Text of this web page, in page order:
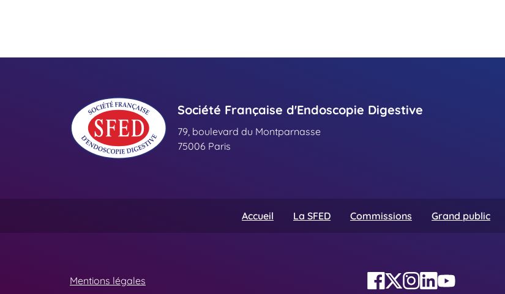
Société Française d'Endoscopie Digestive
79, boulevard du Montparnasse
75006 Paris
Accueil La SFED Commissions Grand public
Mentions légales